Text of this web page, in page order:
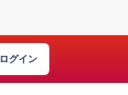
ログイン